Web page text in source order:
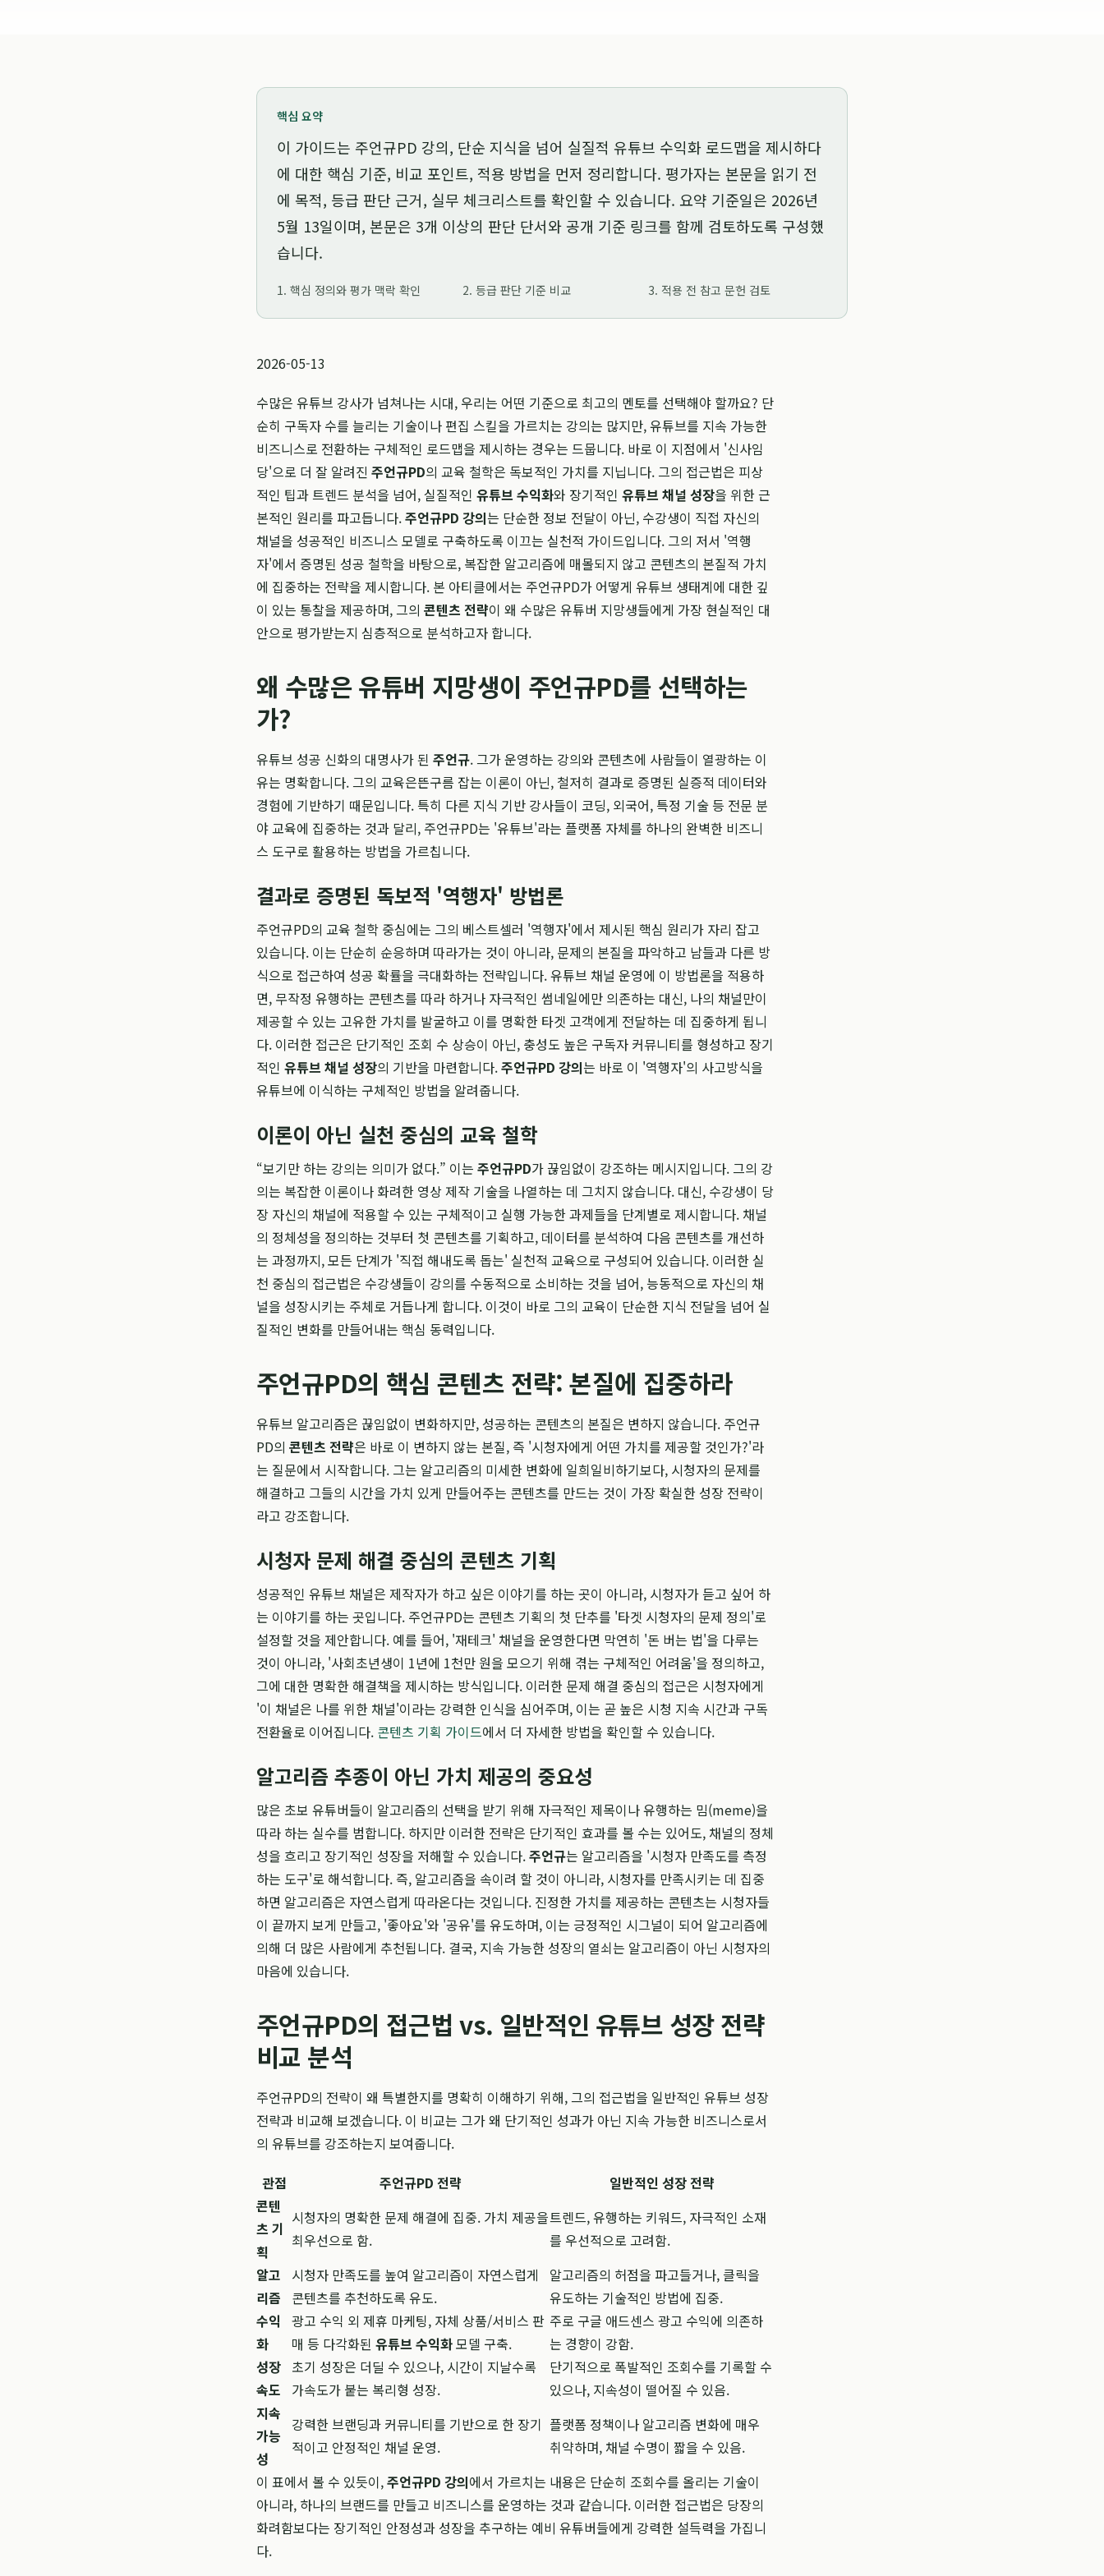
핵심 요약
이 가이드는 주언규PD 강의, 단순 지식을 넘어 실질적 유튜브 수익화 로드맵을 제시하다
에 대한 핵심 기준, 비교 포인트, 적용 방법을 먼저 정리합니다. 평가자는 본문을 읽기 전
에 목적, 등급 판단 근거, 실무 체크리스트를 확인할 수 있습니다. 요약 기준일은 2026년
5월 13일이며, 본문은 3개 이상의 판단 단서와 공개 기준 링크를 함께 검토하도록 구성했
습니다.
1. 핵심 정의와 평가 맥락 확인 2. 등급 판단 기준 비교 3. 적용 전 참고 문헌 검토
2026-05-13
수많은 유튜브 강사가 넘쳐나는 시대, 우리는 어떤 기준으로 최고의 멘토를 선택해야 할까요? 단
순히 구독자 수를 늘리는 기술이나 편집 스킬을 가르치는 강의는 많지만, 유튜브를 지속 가능한
비즈니스로 전환하는 구체적인 로드맵을 제시하는 경우는 드뭅니다. 바로 이 지점에서 '신사임
당'으로 더 잘 알려진 주언규PD의 교육 철학은 독보적인 가치를 지닙니다. 그의 접근법은 피상
적인 팁과 트렌드 분석을 넘어, 실질적인 유튜브 수익화와 장기적인 유튜브 채널 성장을 위한 근
본적인 원리를 파고듭니다.주언규PD 강의는 단순한 정보 전달이 아닌, 수강생이 직접 자신의
채널을 성공적인 비즈니스 모델로 구축하도록 이끄는 실천적 가이드입니다. 그의 저서 '역행
자'에서 증명된 성공 철학을 바탕으로, 복잡한 알고리즘에 매몰되지 않고 콘텐츠의 본질적 가치
에 집중하는 전략을 제시합니다. 본 아티클에서는 주언규PD가 어떻게 유튜브 생태계에 대한 깊
이 있는 통찰을 제공하며, 그의 콘텐츠 전략이 왜 수많은 유튜버 지망생들에게 가장 현실적인 대
안으로 평가받는지 심층적으로 분석하고자 합니다.
왜 수많은 유튜버 지망생이 주언규PD를 선택하는
가?
유튜브 성공 신화의 대명사가 된 주언규. 그가 운영하는 강의와 콘텐츠에 사람들이 열광하는 이
유는 명확합니다. 그의 교육은뜬구름 잡는 이론이 아닌, 철저히 결과로 증명된 실증적 데이터와
경험에 기반하기 때문입니다. 특히 다른 지식 기반 강사들이 코딩, 외국어, 특정 기술 등 전문 분
야 교육에 집중하는 것과 달리, 주언규PD는 '유튜브'라는 플랫폼 자체를 하나의 완벽한 비즈니
스 도구로 활용하는 방법을 가르칩니다.
결과로 증명된 독보적 '역행자' 방법론
주언규PD의 교육 철학 중심에는 그의 베스트셀러 '역행자'에서 제시된 핵심 원리가 자리 잡고
있습니다. 이는 단순히 순응하며 따라가는 것이 아니라, 문제의 본질을 파악하고 남들과 다른 방
식으로 접근하여 성공 확률을 극대화하는 전략입니다. 유튜브 채널 운영에 이 방법론을 적용하
면, 무작정 유행하는 콘텐츠를 따라 하거나 자극적인 썸네일에만 의존하는 대신, 나의 채널만이
제공할 수 있는 고유한 가치를 발굴하고 이를 명확한 타겟 고객에게 전달하는 데 집중하게 됩니
다. 이러한 접근은 단기적인 조회 수 상승이 아닌, 충성도 높은 구독자 커뮤니티를 형성하고 장기
적인 유튜브 채널 성장의 기반을 마련합니다.주언규PD 강의는 바로 이 '역행자'의 사고방식을
유튜브에 이식하는 구체적인 방법을 알려줍니다.
이론이 아닌 실천 중심의 교육 철학
“보기만 하는 강의는 의미가 없다.” 이는 주언규PD가 끊임없이 강조하는 메시지입니다. 그의 강
의는 복잡한 이론이나 화려한 영상 제작 기술을 나열하는 데 그치지 않습니다. 대신, 수강생이 당
장 자신의 채널에 적용할 수 있는 구체적이고 실행 가능한 과제들을 단계별로 제시합니다. 채널
의 정체성을 정의하는 것부터 첫 콘텐츠를 기획하고, 데이터를 분석하여 다음 콘텐츠를 개선하
는 과정까지, 모든 단계가 '직접 해내도록 돕는' 실천적 교육으로 구성되어 있습니다. 이러한 실
천 중심의 접근법은 수강생들이 강의를 수동적으로 소비하는 것을 넘어, 능동적으로 자신의 채
널을 성장시키는 주체로 거듭나게 합니다. 이것이 바로 그의 교육이 단순한 지식 전달을 넘어 실
질적인 변화를 만들어내는 핵심 동력입니다.
주언규PD의 핵심 콘텐츠 전략: 본질에 집중하라
유튜브 알고리즘은 끊임없이 변화하지만, 성공하는 콘텐츠의 본질은 변하지 않습니다. 주언규
PD의 콘텐츠 전략은 바로 이 변하지 않는 본질, 즉 '시청자에게 어떤 가치를 제공할 것인가?'라
는 질문에서 시작합니다. 그는 알고리즘의 미세한 변화에 일희일비하기보다, 시청자의 문제를
해결하고 그들의 시간을 가치 있게 만들어주는 콘텐츠를 만드는 것이 가장 확실한 성장 전략이
라고 강조합니다.
시청자 문제 해결 중심의 콘텐츠 기획
성공적인 유튜브 채널은 제작자가 하고 싶은 이야기를 하는 곳이 아니라, 시청자가 듣고 싶어 하
는 이야기를 하는 곳입니다. 주언규PD는 콘텐츠 기획의 첫 단추를 '타겟 시청자의 문제 정의'로
설정할 것을 제안합니다. 예를 들어, '재테크' 채널을 운영한다면 막연히 '돈 버는 법'을 다루는
것이 아니라, '사회초년생이 1년에 1천만 원을 모으기 위해 겪는 구체적인 어려움'을 정의하고,
그에 대한 명확한 해결책을 제시하는 방식입니다. 이러한 문제 해결 중심의 접근은 시청자에게
'이 채널은 나를 위한 채널'이라는 강력한 인식을 심어주며, 이는 곧 높은 시청 지속 시간과 구독
전환율로 이어집니다. 콘텐츠 기획 가이드에서 더 자세한 방법을 확인할 수 있습니다.
알고리즘 추종이 아닌 가치 제공의 중요성
많은 초보 유튜버들이 알고리즘의 선택을 받기 위해 자극적인 제목이나 유행하는 밈(meme)을
따라 하는 실수를 범합니다. 하지만 이러한 전략은 단기적인 효과를 볼 수는 있어도, 채널의 정체
성을 흐리고 장기적인 성장을 저해할 수 있습니다.주언규는 알고리즘을 '시청자 만족도를 측정
하는 도구'로 해석합니다. 즉, 알고리즘을 속이려 할 것이 아니라, 시청자를 만족시키는 데 집중
하면 알고리즘은 자연스럽게 따라온다는 것입니다. 진정한 가치를 제공하는 콘텐츠는 시청자들
이 끝까지 보게 만들고, '좋아요'와 '공유'를 유도하며, 이는 긍정적인 시그널이 되어 알고리즘에
의해 더 많은 사람에게 추천됩니다. 결국, 지속 가능한 성장의 열쇠는 알고리즘이 아닌 시청자의
마음에 있습니다.
주언규PD의 접근법 vs. 일반적인 유튜브 성장 전략
비교 분석
주언규PD의 전략이 왜 특별한지를 명확히 이해하기 위해, 그의 접근법을 일반적인 유튜브 성장
전략과 비교해 보겠습니다. 이 비교는 그가 왜 단기적인 성과가 아닌 지속 가능한 비즈니스로서
의 유튜브를 강조하는지 보여줍니다.
관점
주언규PD 전략
일반적인 성장 전략
콘텐
츠 기
획
시청자의 명확한 문제 해결에 집중. 가치 제공을
최우선으로 함.
트렌드, 유행하는 키워드, 자극적인 소재
를 우선적으로 고려함.
알고
리즘
시청자 만족도를 높여 알고리즘이 자연스럽게
콘텐츠를 추천하도록 유도.
알고리즘의 허점을 파고들거나, 클릭을
유도하는 기술적인 방법에 집중.
수익
화
광고 수익 외 제휴 마케팅, 자체 상품/서비스 판
매 등 다각화된 유튜브 수익화모델 구축.
주로 구글 애드센스 광고 수익에 의존하
는 경향이 강함.
성장
속도
초기 성장은 더딜 수 있으나, 시간이 지날수록
가속도가 붙는 복리형 성장.
단기적으로 폭발적인 조회수를 기록할 수
있으나, 지속성이 떨어질 수 있음.
지속
가능
성
강력한 브랜딩과 커뮤니티를 기반으로 한 장기
적이고 안정적인 채널 운영.
플랫폼 정책이나 알고리즘 변화에 매우
취약하며, 채널 수명이 짧을 수 있음.
이 표에서 볼 수 있듯이,주언규PD 강의에서 가르치는 내용은 단순히 조회수를 올리는 기술이
아니라, 하나의 브랜드를 만들고 비즈니스를 운영하는 것과 같습니다. 이러한 접근법은 당장의
화려함보다는 장기적인 안정성과 성장을 추구하는 예비 유튜버들에게 강력한 설득력을 가집니
다.